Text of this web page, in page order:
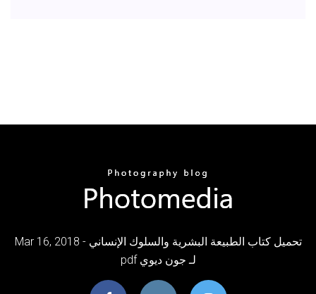
Mar 16, 2018 - تحميل كتاب الطبيعة البشرية والسلوك الإنساني
pdf لـ جون ديوي